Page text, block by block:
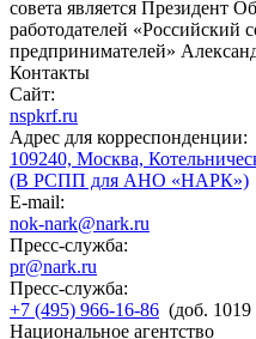
совета является Президент
работодателей
предпринимателей»
Контакты
Сайт:
nspkrf.ru
Адрес для корреспонденции:
109240, Москва,
(В РСПП для АНО «НАРК»)
E-mail:
nok-nark@nark.ru
Пресс-служба:
pr@nark.ru
Пресс-служба:
+7 (495) 966-16-86 (доб.
Национальное агентство